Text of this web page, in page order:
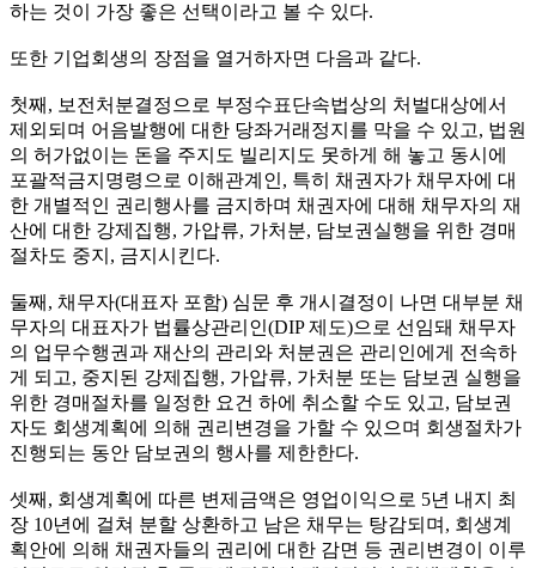
하는 것이 가장 좋은 선택이라고 볼 수 있다.
또한 기업회생의 장점을 열거하자면 다음과 같다.
첫째, 보전처분결정으로 부정수표단속법상의 처벌대상에서
제외되며 어음발행에 대한 당좌거래정지를 막을 수 있고, 법원
의 허가없이는 돈을 주지도 빌리지도 못하게 해 놓고 동시에
포괄적금지명령으로 이해관계인, 특히 채권자가 채무자에 대
한 개별적인 권리행사를 금지하며 채권자에 대해 채무자의 재
산에 대한 강제집행, 가압류, 가처분, 담보권실행을 위한 경매
절차도 중지, 금지시킨다.
둘째, 채무자(대표자 포함) 심문 후 개시결정이 나면 대부분 채
무자의 대표자가 법률상관리인(DIP 제도)으로 선임돼 채무자
의 업무수행권과 재산의 관리와 처분권은 관리인에게 전속하
게 되고, 중지된 강제집행, 가압류, 가처분 또는 담보권 실행을
위한 경매절차를 일정한 요건 하에 취소할 수도 있고, 담보권
자도 회생계획에 의해 권리변경을 가할 수 있으며 회생절차가
진행되는 동안 담보권의 행사를 제한한다.
셋째, 회생계획에 따른 변제금액은 영업이익으로 5년 내지 최
장 10년에 걸쳐 분할 상환하고 남은 채무는 탕감되며, 회생계
획안에 의해 채권자들의 권리에 대한 감면 등 권리변경이 이루